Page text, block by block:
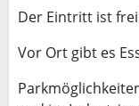
Der Eintritt ist
Vor Ort gibt es